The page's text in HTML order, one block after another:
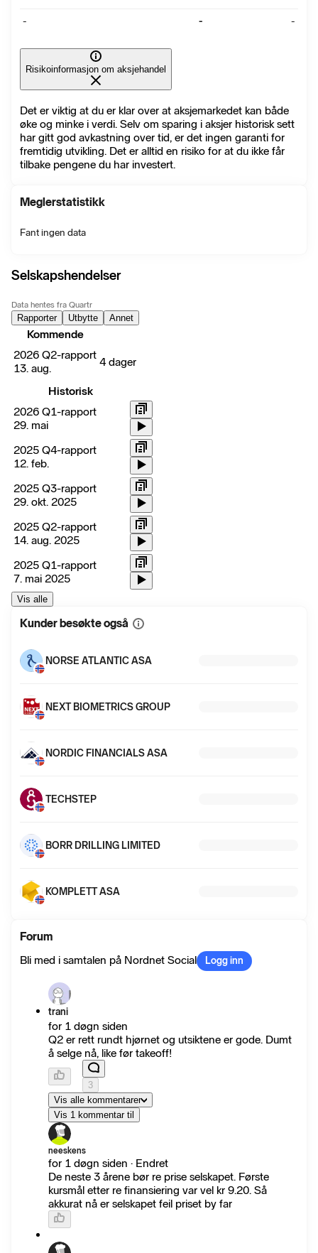
- - -
Risikoinformasjon om aksjehandel
Det er viktig at du er klar over at aksjemarkedet kan både
øke og minke i verdi. Selv om sparing i aksjer historisk sett
har gitt god avkastning over tid, er det ingen garanti for
fremtidig utvikling. Det er alltid en risiko for at du ikke får
tilbake pengene du har investert.
Meglerstatistikk
Fant ingen data
Selskapshendelser
Data hentes fra Quartr
Rapporter Utbytte Annet
Kommende
2026 Q2-rapport
13. aug.
4 dager
Historisk
2026 Q1-rapport
29. mai
2025 Q4-rapport
12. feb.
2025 Q3-rapport
29. okt. 2025
2025 Q2-rapport
14. aug. 2025
2025 Q1-rapport
7. mai 2025
Vis alle
Kunder besøkte også Vis
NORSE ATLANTIC ASA
NEXT BIOMETRICS GROUP
NORDIC FINANCIALS ASA
TECHSTEP
BORR DRILLING LIMITED
KOMPLETT ASA
Forum
Bli med i samtalen på Nordnet Social
Logg inn
trani
for 1 døgn siden
Q2 er rett rundt hjørnet og utsiktene er gode. Dumt
å selge nå, like før takeoff!
3
Vis alle kommentarer
Vis 1 kommentar til
neeskens
for 1 døgn siden · Endret
De neste 3 årene bør re prise selskapet. Første
kursmål etter re finansiering var vel kr 9.20. Så
akkurat nå er selskapet feil priset by far